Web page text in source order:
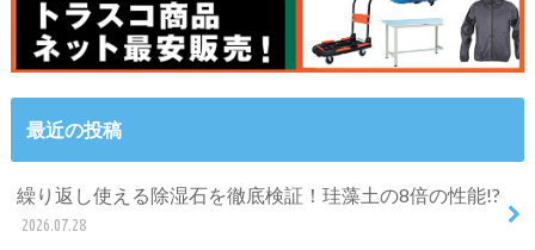
最近の投稿
繰り返し使える除湿石を徹底検証！珪藻土の8倍の性能!?
2026.07.28